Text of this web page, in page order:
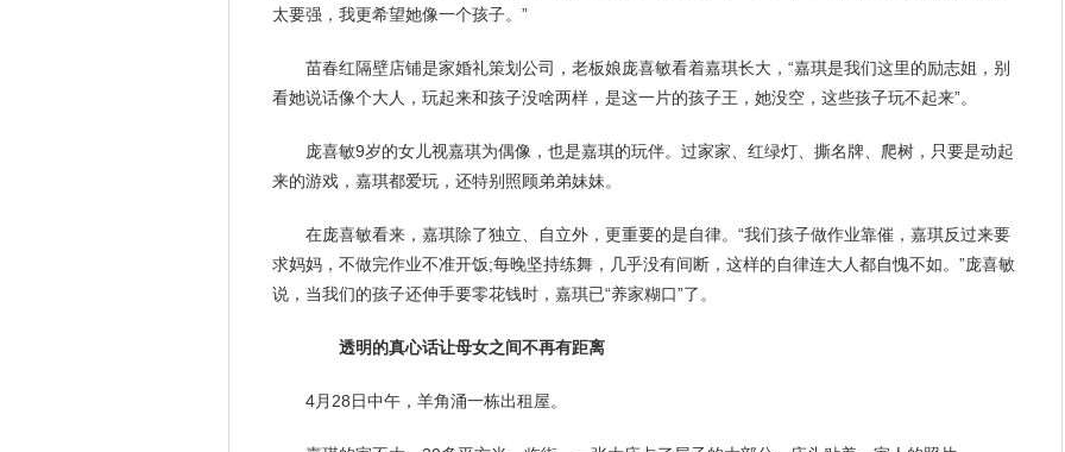
太要强，我更希望她像一个孩子。”
苗春红隔壁店铺是家婚礼策划公司，老板娘庞喜敏看着嘉琪长大，“嘉琪是我们这里的励志姐，别
看她说话像个大人，玩起来和孩子没啥两样，是这一片的孩子王，她没空，这些孩子玩不起来”。
庞喜敏9岁的女儿视嘉琪为偶像，也是嘉琪的玩伴。过家家、红绿灯、撕名牌、爬树，只要是动起
来的游戏，嘉琪都爱玩，还特别照顾弟弟妹妹。
在庞喜敏看来，嘉琪除了独立、自立外，更重要的是自律。“我们孩子做作业靠催，嘉琪反过来要
求妈妈，不做完作业不准开饭;每晚坚持练舞，几乎没有间断，这样的自律连大人都自愧不如。”庞喜敏
说，当我们的孩子还伸手要零花钱时，嘉琪已“养家糊口”了。
透明的真心话让母女之间不再有距离
4月28日中午，羊角涌一栋出租屋。